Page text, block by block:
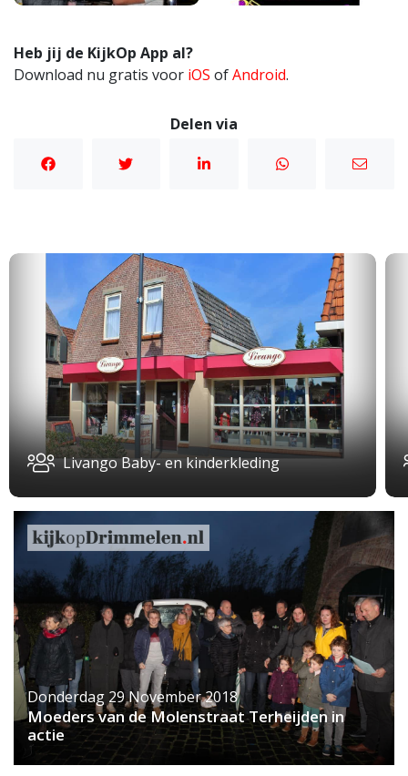
Heb jij de KijkOp App al?
Download nu gratis voor iOS ofAndroid.
Delen via
Livango Baby- en kinderkleding
Donderdag 29 November 2018
Moeders van de Molenstraat Terheijden in
actie